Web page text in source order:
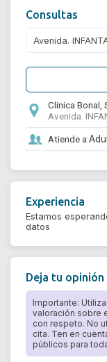
Consultas
Clinica Bonal,
Avenida.
Atiende a:
Experiencia
Estamos
datos
Deja tu
Importante:
valoración sobre
con respeto. No
cita. Ten en
públicos para